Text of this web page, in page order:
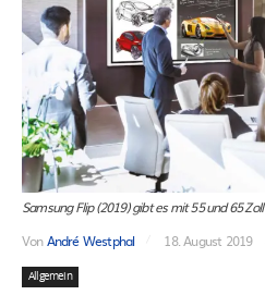
Samsung Flip (2019) gibt es mit 55 und 65 Zoll
VonAndré Westphal 18. August 2019
Allgemein